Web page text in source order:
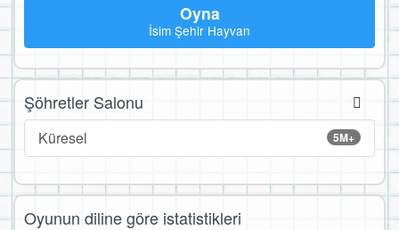
Oyna
İsim Şehir Hayvan
Şöhretler Salonu
5M+
Küresel
Oyunun diline göre istatistikleri